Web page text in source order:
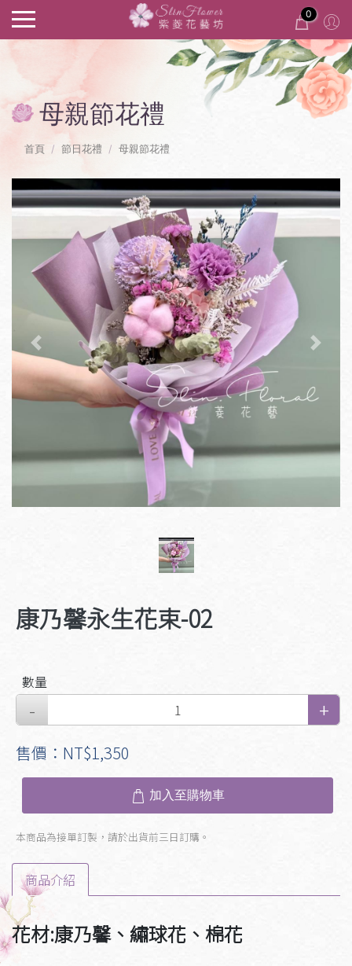
0
母親節花禮
首頁 節日花禮 母親節花禮
Previous Next
康乃馨永生花束-02
數量
售價：NT$1,350
加入至購物車
本商品為接單訂製，請於出貨前三日訂購。
商品介紹
花材:康乃馨、繡球花、棉花